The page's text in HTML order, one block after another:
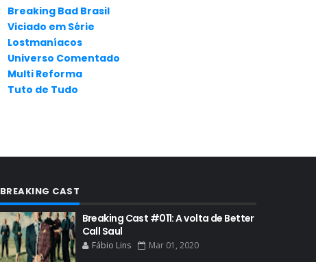
ANNA GUNN
APLICATIVOS
ARTES
AUDIÊNCIA
BASTIDORES
BATTLE CREEK
BETSY BRANDT
BETTER CALL SAUL
Breaking Bad Brasil
Viciado em Série
Lostmaníacos
Universo Comentado
Multi Reforma
Tuto de Tudo
BREAKING CAST
Breaking Cast #011: A volta de Better
Call Saul
Fábio Lins Mar 01, 2020